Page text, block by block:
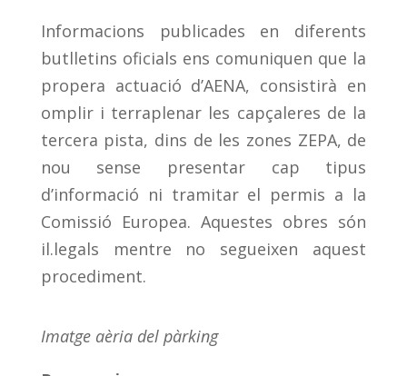
Informacions publicades en diferents
butlletins oficials ens comuniquen que la
propera actuació d’AENA, consistirà en
omplir i terraplenar les capçaleres de la
tercera pista, dins de les zones ZEPA, de
nou sense presentar cap tipus
d’informació ni tramitar el permis a la
Comissió Europea. Aquestes obres són
il.legals mentre no segueixen aquest
procediment.
Imatge aèria del pàrking